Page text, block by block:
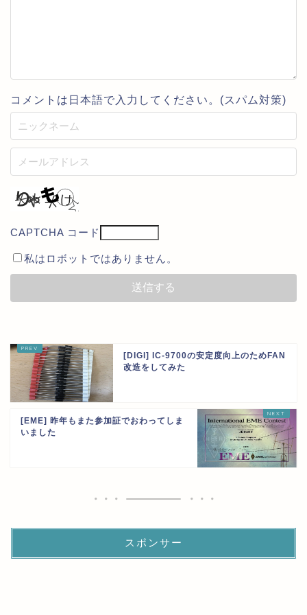
コメントは日本語で入力してください。(スパム対策)
CAPTCHA コード
私はロボットではありません。
[DIGI] IC-9700の安定度向上のためFAN
改造をしてみた
[EME] 昨年もまた参加証でおわってしま
いました
スポンサー